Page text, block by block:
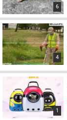
6
4
1